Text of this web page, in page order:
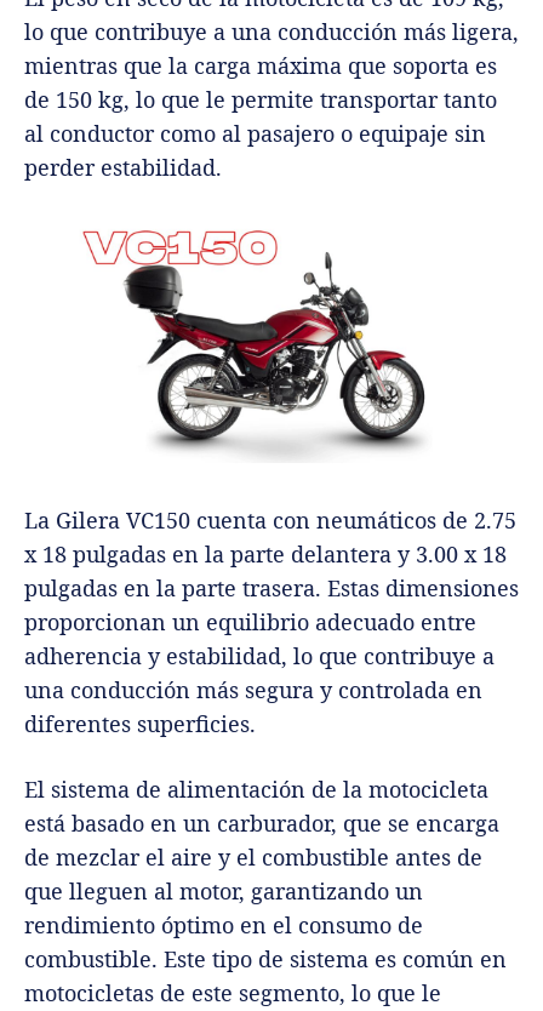
lo que contribuye a una conducción más ligera,
mientras que la carga máxima que soporta es
de 150 kg, lo que le permite transportar tanto
al conductor como al pasajero o equipaje sin
perder estabilidad.
La Gilera VC150 cuenta con neumáticos de 2.75
x 18 pulgadas en la parte delantera y 3.00 x 18
pulgadas en la parte trasera. Estas dimensiones
proporcionan un equilibrio adecuado entre
adherencia y estabilidad, lo que contribuye a
una conducción más segura y controlada en
diferentes superficies.
El sistema de alimentación de la motocicleta
está basado en un carburador, que se encarga
de mezclar el aire y el combustible antes de
que lleguen al motor, garantizando un
rendimiento óptimo en el consumo de
combustible. Este tipo de sistema es común en
motocicletas de este segmento, lo que le